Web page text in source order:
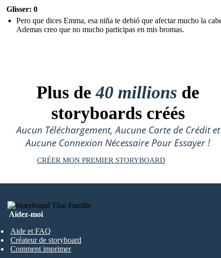
Glisser: 0
Pero que dices Emma, esa niña te debió que afectar mucho la
Ademas creo que no mucho participas en mis bromas.
Plus de40 millions de
storyboards créés
Aucun Téléchargement, Aucune Carte de Crédit et
Aucune Connexion Nécessaire Pour Essayer !
CRÉER MON PREMIER STORYBOARD
Aidez-moi
Aide et FAQ
Créateur de storyboard
Comment imprimer